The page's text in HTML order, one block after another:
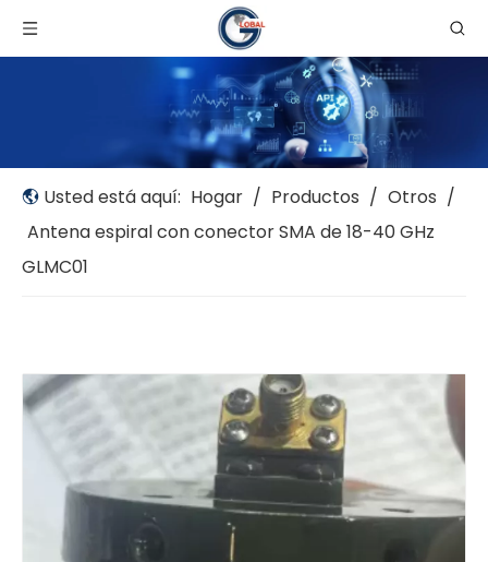
Usted está aquí: Hogar / Productos / Otros /
Antena espiral con conector SMA de 18-40 GHz
GLMC01